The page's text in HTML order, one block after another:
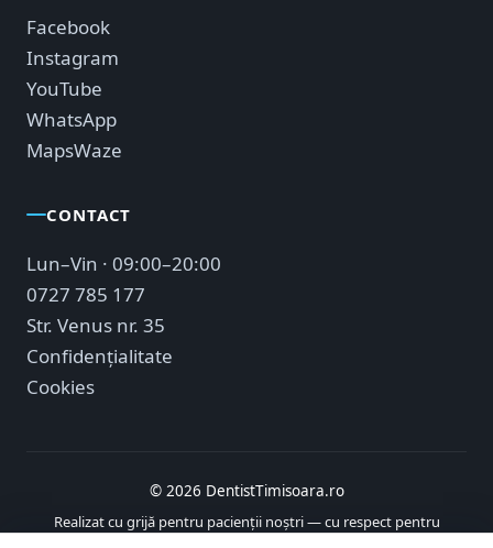
Facebook
Instagram
YouTube
WhatsApp
MapsWaze
CONTACT
Lun–Vin · 09:00–20:00
0727 785 177
Str. Venus nr. 35
Confidențialitate
Cookies
© 2026 DentistTimisoara.ro
Realizat cu grijă pentru pacienții noștri — cu respect pentru